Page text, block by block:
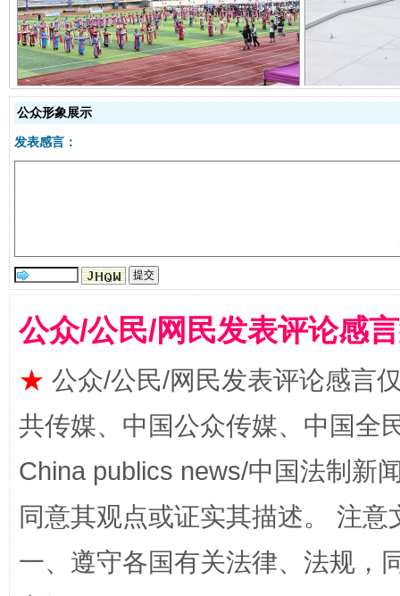
扯下公款旅游的“隐身衣” 如何以
公众形象展示
发表感言：
公众/公民/网民发表评论感
★ 公众/公民/网民发表评论感言
共传媒、中国公众传媒、中国全
China publics news/中国法制新
同意其观点或证实其描述。 注
一、遵守各国有关法律、法规，